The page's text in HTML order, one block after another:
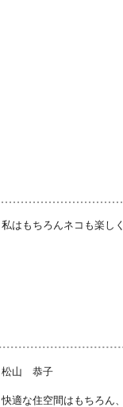
私はもちろんネコも楽し
松山 恭子
快適な住空間はもちろん